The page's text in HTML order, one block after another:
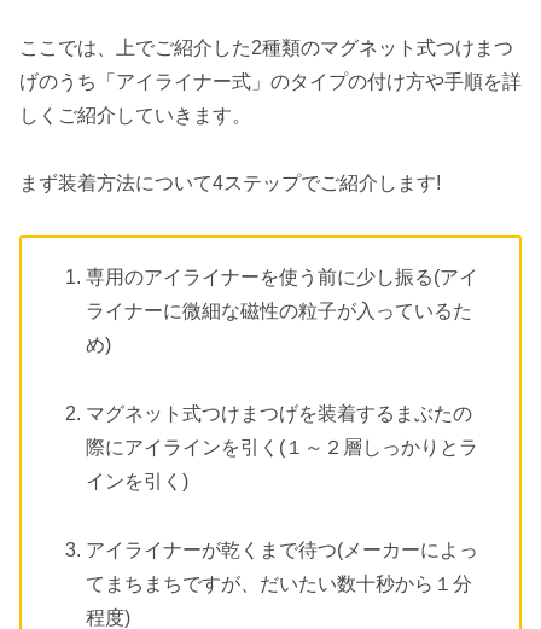
ここでは、上でご紹介した2種類のマグネット式つけまつ
げのうち「アイライナー式」のタイプの付け方や手順を詳
しくご紹介していきます。
まず装着方法について4ステップでご紹介します!
専用のアイライナーを使う前に少し振る(アイ
ライナーに微細な磁性の粒子が入っているた
め)
マグネット式つけまつげを装着するまぶたの
際にアイラインを引く(１～２層しっかりとラ
インを引く)
アイライナーが乾くまで待つ(メーカーによっ
てまちまちですが、だいたい数十秒から１分
程度)